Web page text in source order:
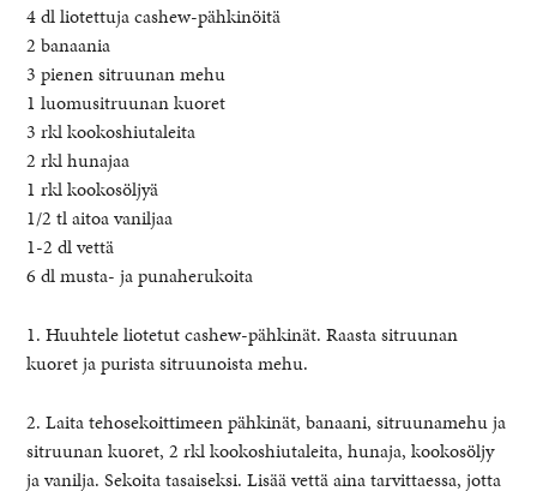
4 dl liotettuja cashew-pähkinöitä
2 banaania
3 pienen sitruunan mehu
1 luomusitruunan kuoret
3 rkl kookoshiutaleita
2 rkl hunajaa
1 rkl kookosöljyä
1/2 tl aitoa vaniljaa
1-2 dl vettä
6 dl musta- ja punaherukoita
1. Huuhtele liotetut cashew-pähkinät. Raasta sitruunan
kuoret ja purista sitruunoista mehu.
2. Laita tehosekoittimeen pähkinät, banaani, sitruunamehu ja
sitruunan kuoret, 2 rkl kookoshiutaleita, hunaja, kookosöljy
ja vanilja. Sekoita tasaiseksi. Lisää vettä aina tarvittaessa, jotta